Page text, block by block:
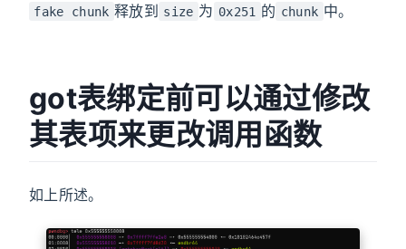
fake chunk 释放到 size 为 0x251 的 chunk 中。
got表绑定前可以通过修改
其表项来更改调用函数
如上所述。